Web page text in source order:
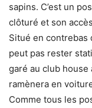
sapins. C’est un
clôturé et son
Situé en contrebas
peut pas rester
garé au club
ramènera en
Comme tous les